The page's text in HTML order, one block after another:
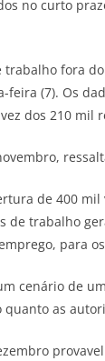
no curto
fora
(7). Os
dos 210 mil
de 400
trabalho
para
cenário de
as